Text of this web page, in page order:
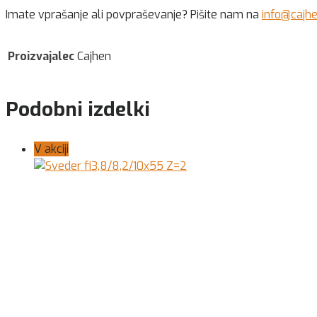
Imate vprašanje ali povpraševanje? Pišite nam na
ProizvajalecCajhen
Podobni izdelki
V akciji